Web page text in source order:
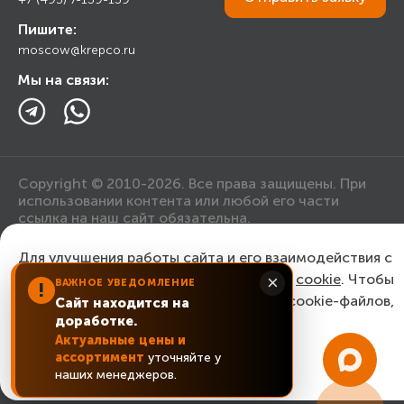
Прайс лист
Ответы на вопросы
Блог
Пишите:
moscow@krepco.ru
Мы на связи:
Copyright © 2010-2026. Все права защищены. При
использовании контента или любой его части
ссылка на наш сайт обязательна.
Политика конфиденциальности
Согласие на обработку персональных данных
! ВАЖНОЕ УВЕДОМЛЕНИЕ
Сайт находится на
доработке.
Актуальные цены и
ассортимент уточняйте у
наших менеджеров.
×
Для улучшения работы сайта и его взаимодействия с
пользователями мы используем файлы cookie. Чтобы
согласиться с нашим использованием cookie-файлов,
нажмите “Ок, понятно!”
ОК, понятно!